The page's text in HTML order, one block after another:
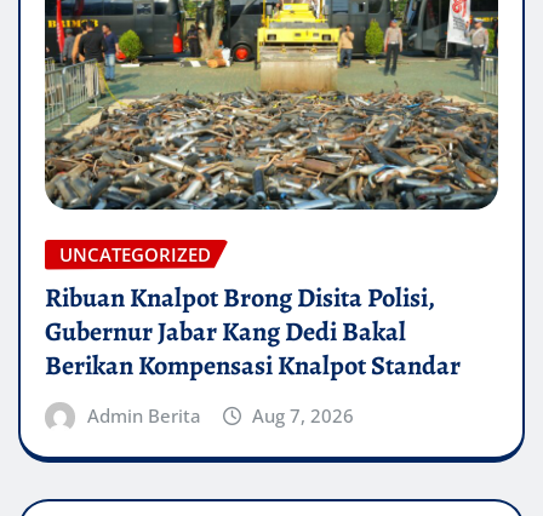
UNCATEGORIZED
Ribuan Knalpot Brong Disita Polisi,
Gubernur Jabar Kang Dedi Bakal
Berikan Kompensasi Knalpot Standar
Admin Berita Aug 7, 2026